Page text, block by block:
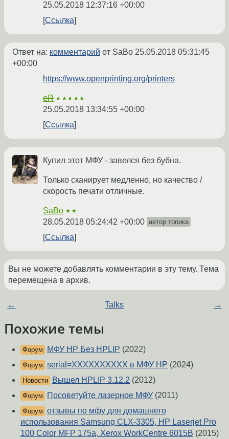
25.05.2018 12:37:16 +00:00
Ссылка
Ответ на: комментарий от SaBo 25.05.2018 05:31:45
+00:00
https://www.openprinting.org/printers
eR ★★★★★
25.05.2018 13:34:55 +00:00
Ссылка
Купил этот МФУ - завелся без бубна.
Только сканирует медленно, но качество /
скорость печати отличные.
SaBo ★★
28.05.2018 05:24:42 +00:00 автор топика
Ссылка
Вы не можете добавлять комментарии в эту тему. Тема
перемещена в архив.
← Talks →
Похожие темы
Форум МФУ HP Без HPLIP (2022)
Форум serial=XXXXXXXXXX в МФУ HP (2024)
Новости Вышел HPLIP 3.12.2 (2012)
Форум Посоветуйте лазерное МФУ (2011)
Форум отзывы по мфу для домашнего
использования Samsung CLX-3305, HP Laserjet Pro
100 Color MFP 175a, Xerox WorkCentre 6015B (2015)